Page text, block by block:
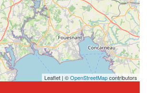
Leaflet | ©OpenStreetMapcontributors